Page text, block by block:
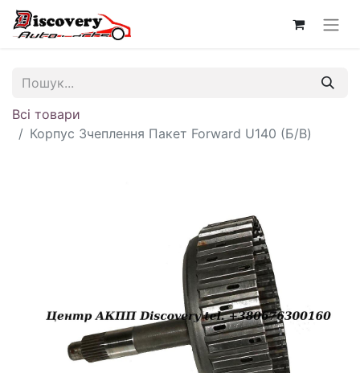
Всі товари
Корпус Зчеплення Пакет Forward U140 (Б/В)